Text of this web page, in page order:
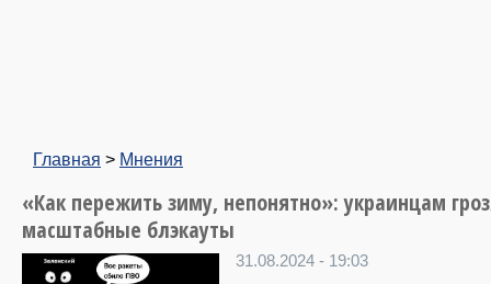
Главная > Мнения
«Как пережить зиму, непонятно»: украинцам
масштабные блэкауты
31.08.2024 - 19:03